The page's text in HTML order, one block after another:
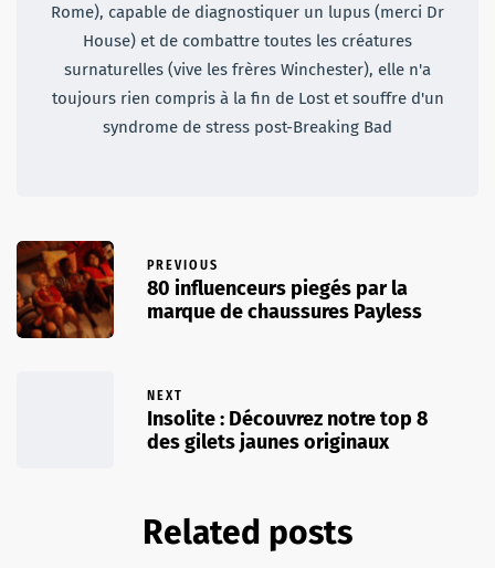
Rome), capable de diagnostiquer un lupus (merci Dr
House) et de combattre toutes les créatures
surnaturelles (vive les frères Winchester), elle n'a
toujours rien compris à la fin de Lost et souffre d'un
syndrome de stress post-Breaking Bad
PREVIOUS
80 influenceurs piegés par la
marque de chaussures Payless
NEXT
Insolite : Découvrez notre top 8
des gilets jaunes originaux
Related posts